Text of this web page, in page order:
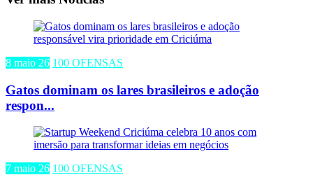
8 maio 26 100 OFENSAS
Gatos dominam os lares brasileiros e adoção
respon...
7 maio 26 100 OFENSAS